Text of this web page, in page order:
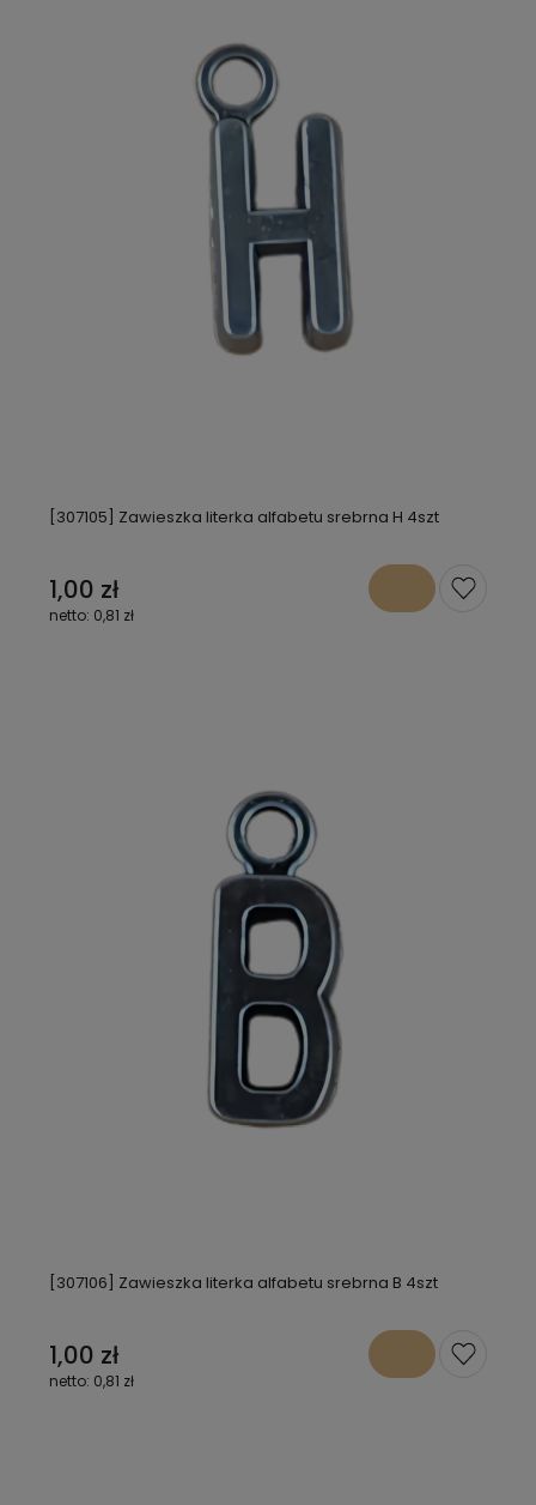
[307105] Zawieszka literka alfabetu srebrna H 4szt
1,00 zł
0,81 zł
[307106] Zawieszka literka alfabetu srebrna B 4szt
1,00 zł
0,81 zł